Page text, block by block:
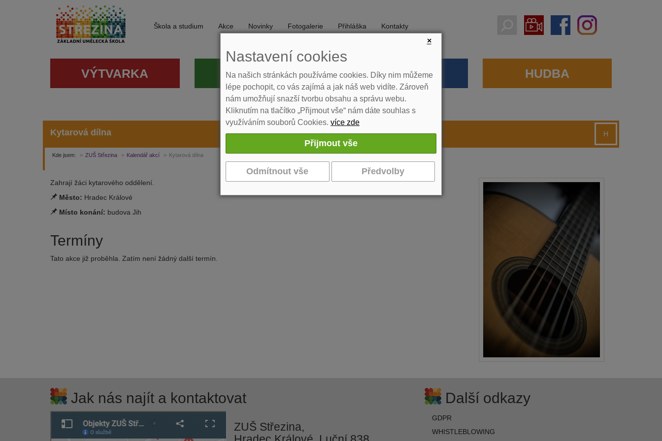
Škola a studium Akce Novinky Fotogalerie Přihláška Kontakty
VÝTVARKA DIVADLO TANEC HUDBA
Kytarová dílna H
Kde jsem: ZUŠ Střezina Kalendář akcí Kytarová dílna
Zahrají žáci kytarového oddělení.
Město: Hradec Králové
Místo konání: budova Jih
Termíny
Tato akce již proběhla. Zatím není žádný další termín.
Jak nás najít a kontaktovat
ZUŠ Střezina,
Další odkazy
GDPR
WHISTLEBLOWING
×
Nastavení cookies
Na našich stránkách používáme cookies. Díky nim můžeme
lépe pochopit, co vás zajímá a jak náš web vidíte. Zároveň
nám umožňují snazší tvorbu obsahu a správu webu.
Kliknutím na tlačítko „Přijmout vše“ nám dáte souhlas s
využíváním souborů Cookies. více zde